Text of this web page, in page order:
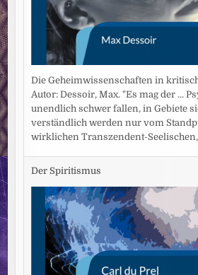
Die Geheimwissenschaften in
Autor: Dessoir, Max. "Es mag der ...
unendlich schwer fallen, in Gebiete
verständlich werden nur vom
wirklichen Transzendent-Seelischen,
Der Spiritismus